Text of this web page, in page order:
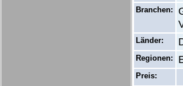
Branchen:
Länder:
Regionen:
Preis: